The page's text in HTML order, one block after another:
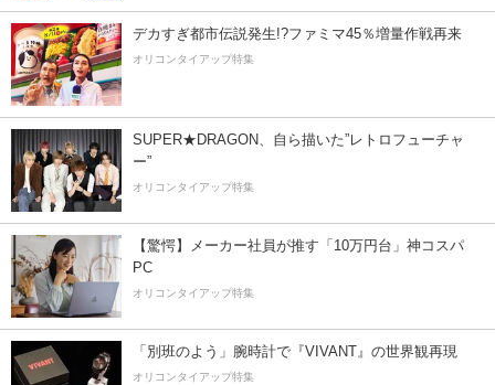
デカすぎ都市伝説発生!?ファミマ45％増量作戦再来
オリコンタイアップ特集
SUPER★DRAGON、自ら描いた”レトロフューチャ
ー”
オリコンタイアップ特集
【驚愕】メーカー社員が推す「10万円台」神コスパ
PC
オリコンタイアップ特集
「別班のよう」腕時計で『VIVANT』の世界観再現
オリコンタイアップ特集